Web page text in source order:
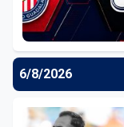
6/8/2026